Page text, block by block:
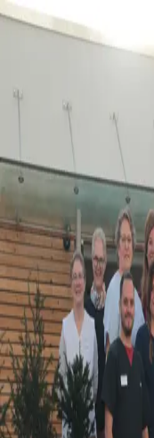
Über uns
Herzlich willkommen im
Unser Fachkrankenhaus
Stationen verteilt sind.
Fachbereichen
Altersmedizin, im
Palliativmedizin sowie
Versorgungszentrum.
insgesamt 300-350
auf den Stationen in
auf der Suche nach
sehr auf Ihre Bewerbung
Einblickein
Unserteam